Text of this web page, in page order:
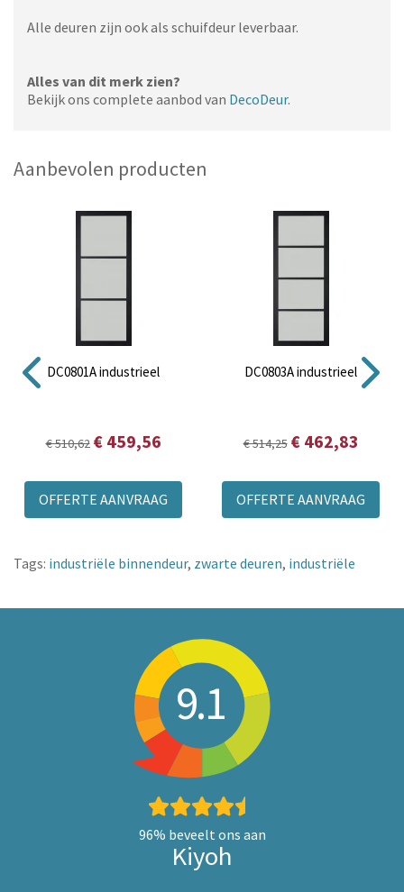
Alle deuren zijn ook als schuifdeur leverbaar.
Alles van dit merk zien?
Bekijk ons complete aanbod van DecoDeur.
Aanbevolen producten
DC0801A industrieel
€ 510,62 € 459,56
OFFERTE AANVRAAG
DC0803A industrieel
€ 514,25 € 462,83
OFFERTE AANVRAAG
Tags: industriële binnendeur, zwarte deuren, industriële
9.1
96% beveelt ons aan
Kiyoh